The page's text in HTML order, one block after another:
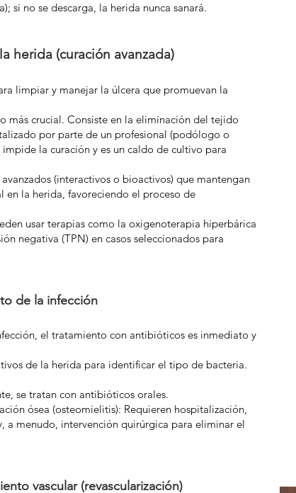
si no se descarga, la herida nunca sanará.
herida (curación avanzada)
limpiar y manejar la úlcera que promuevan la
más crucial. Consiste en la eliminación del tejido
por parte de un profesional (podólogo o
la curación y es un caldo de cultivo para
(interactivos o bioactivos) que mantengan
en la herida, favoreciendo el proceso de
usar terapias como la oxigenoterapia hiperbárica
negativa (TPN) en casos seleccionados para
de la infección
el tratamiento con antibióticos es inmediato y
de la herida para identificar el tipo de bacteria.
se tratan con antibióticos orales.
ósea (osteomielitis): Requieren hospitalización,
a menudo, intervención quirúrgica para eliminar el
vascular (revascularización)